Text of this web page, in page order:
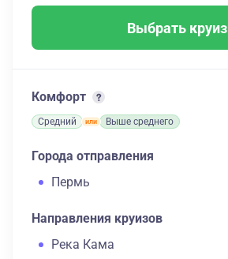
Выбрать круиз
Комфорт
Средний Выше среднего
Города отправления
Пермь
Направления круизов
Река Кама